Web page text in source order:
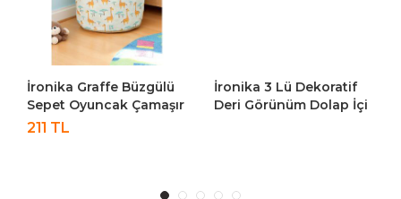
İronika Graffe Büzgülü
Sepet Oyuncak Çamaşır
Havlu Sepeti Yuvarlak
211 TL
İronika 3 Lü Dekoratif
Deri Görünüm Dolap İçi